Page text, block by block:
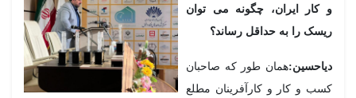
کار ایران، چگونه می توان
را به حداقل رساند؟
همان طور که صاحبان
و کار و کارآفرینان مطلع